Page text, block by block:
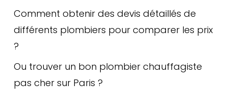
Comment obtenir des devis détaillés de
différents plombiers pour comparer les prix
?
Ou trouver un bon plombier chauffagiste
pas cher sur Paris ?